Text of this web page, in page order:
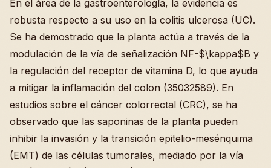
En el área de la gastroenterología, la evidencia es
robusta respecto a su uso en la colitis ulcerosa (UC).
Se ha demostrado que la planta actúa a través de la
modulación de la vía de señalización NF-$\kappa$B y
la regulación del receptor de vitamina D, lo que ayuda
a mitigar la inflamación del colon (35032589). En
estudios sobre el cáncer colorrectal (CRC), se ha
observado que las saponinas de la planta pueden
inhibir la invasión y la transición epitelio-mesénquima
(EMT) de las células tumorales, mediado por la vía